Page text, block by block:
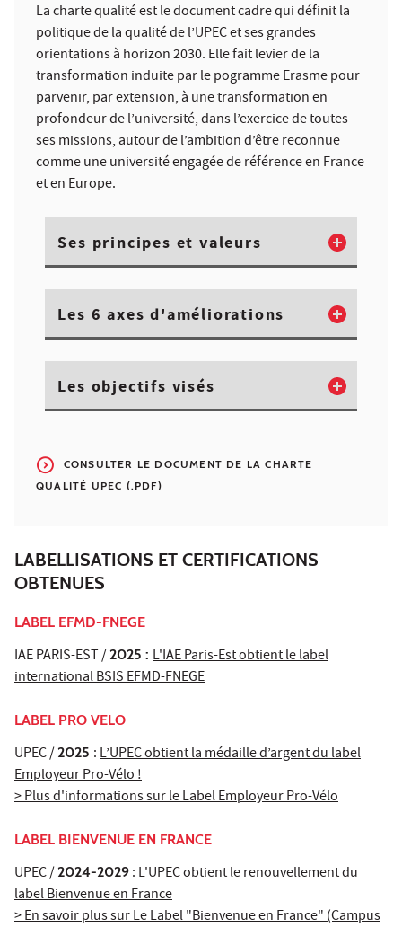
La charte qualité est le document cadre qui définit la
politique de la qualité de l’UPEC et ses grandes
orientations à horizon 2030. Elle fait levier de la
transformation induite par le pogramme Erasme pour
parvenir, par extension, à une transformation en
profondeur de l’université, dans l’exercice de toutes
ses missions, autour de l’ambition d’être reconnue
comme une université engagée de référence en France
et en Europe.
Ses principes et valeurs
Les 6 axes d'améliorations
Les objectifs visés
CONSULTER LE DOCUMENT DE LA CHARTE
QUALITÉ UPEC (.PDF)
LABELLISATIONS ET CERTIFICATIONS
OBTENUES
LABEL EFMD-FNEGE
IAE PARIS-EST /2025 : L'IAE Paris-Est obtient le label
international BSIS EFMD-FNEGE
LABEL PRO VELO
UPEC /2025 :L’UPEC obtient la médaille d’argent du label
Employeur Pro-Vélo !
> Plus d'informations sur le Label Employeur Pro-Vélo
LABEL BIENVENUE EN FRANCE
UPEC /2024-2029 :L'UPEC obtient le renouvellement du
label Bienvenue en France
> En savoir plus sur Le Label "Bienvenue en France" (Campus